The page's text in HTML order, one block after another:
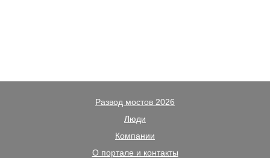
Развод мостов 2026
Люди
Компании
О портале и контакты